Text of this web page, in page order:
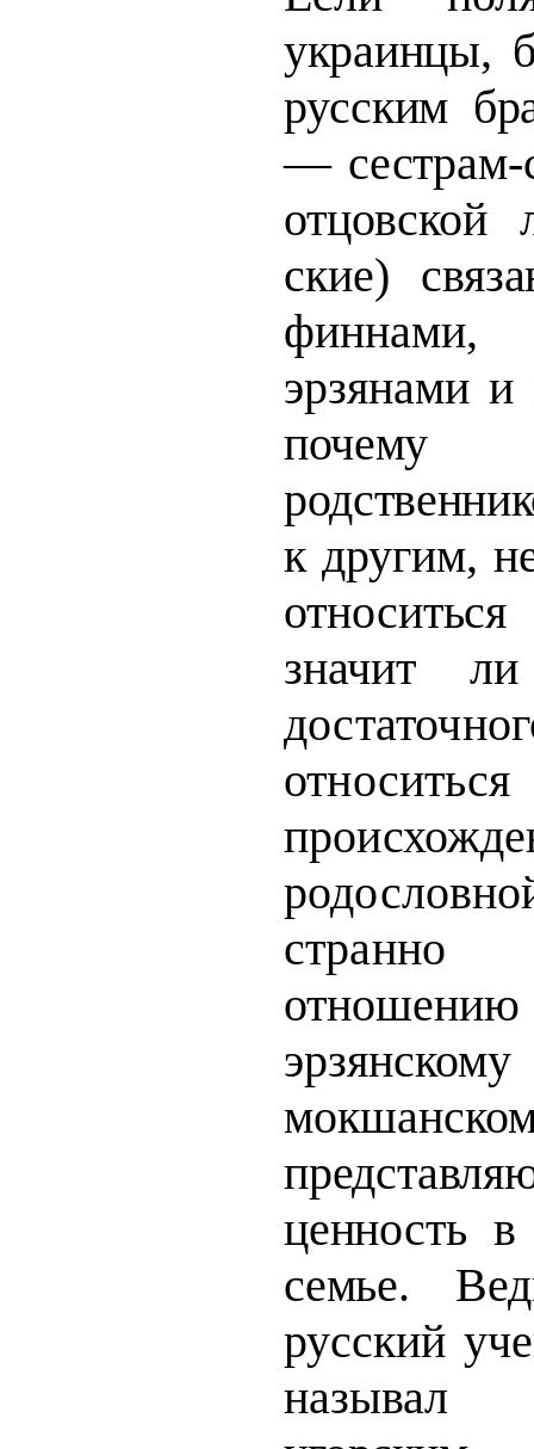
украинцы,
русским
— сестрам-
ские)
эрзянами и
к другим,
значитли
относиться
отношению
эрзянскому
ценность в
семье.
русский